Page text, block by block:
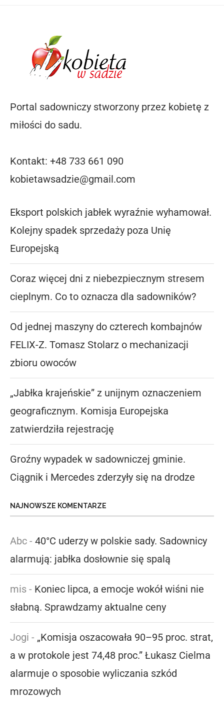
Portal sadowniczy stworzony przez kobietę z
miłości do sadu.
Kontakt: +48 733 661 090
kobietawsadzie@gmail.com
Eksport polskich jabłek wyraźnie wyhamował.
Kolejny spadek sprzedaży poza Unię
Europejską
Coraz więcej dni z niebezpiecznym stresem
cieplnym. Co to oznacza dla sadowników?
Od jednej maszyny do czterech kombajnów
FELIX-Z. Tomasz Stolarz o mechanizacji
zbioru owoców
„Jabłka krajeńskie” z unijnym oznaczeniem
geograficznym. Komisja Europejska
zatwierdziła rejestrację
Groźny wypadek w sadowniczej gminie.
Ciągnik i Mercedes zderzyły się na drodze
NAJNOWSZE KOMENTARZE
Abc - 40°C uderzy w polskie sady. Sadownicy
alarmują: jabłka dosłownie się spalą
mis - Koniec lipca, a emocje wokół wiśni nie
słabną. Sprawdzamy aktualne ceny
Jogi - „Komisja oszacowała 90–95 proc. strat,
a w protokole jest 74,48 proc.” Łukasz Cielma
alarmuje o sposobie wyliczania szkód
mrozowych